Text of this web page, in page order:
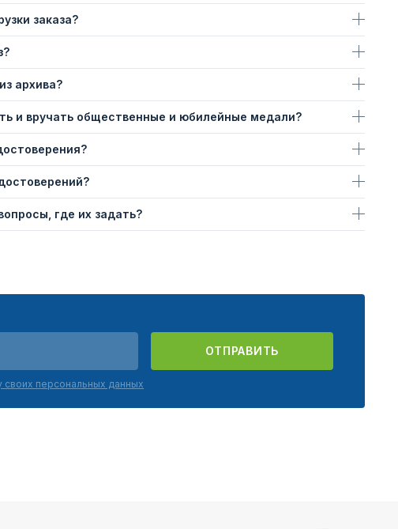
заказа?
архива?
и вручать общественные и юбилейные медали?
где их задать?
ОТПРАВИТЬ
своих персональных данных